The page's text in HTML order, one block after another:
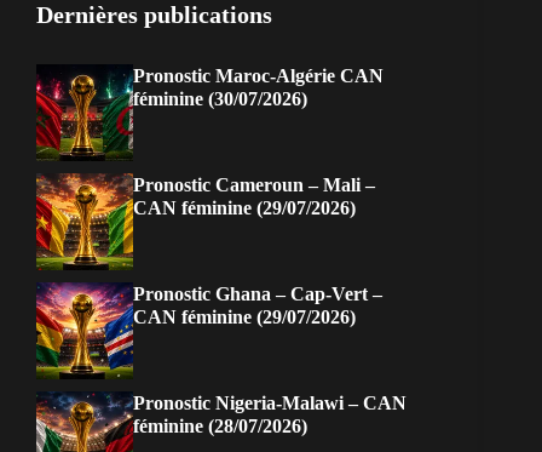
Dernières publications
Pronostic Maroc-Algérie CAN
féminine (30/07/2026)
Pronostic Cameroun – Mali –
CAN féminine (29/07/2026)
Pronostic Ghana – Cap-Vert –
CAN féminine (29/07/2026)
Pronostic Nigeria-Malawi – CAN
féminine (28/07/2026)